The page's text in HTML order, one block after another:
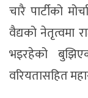
चारै पार्टीको
वैद्यको नेतृत्वमा
भइरहेको
वरियतासहित